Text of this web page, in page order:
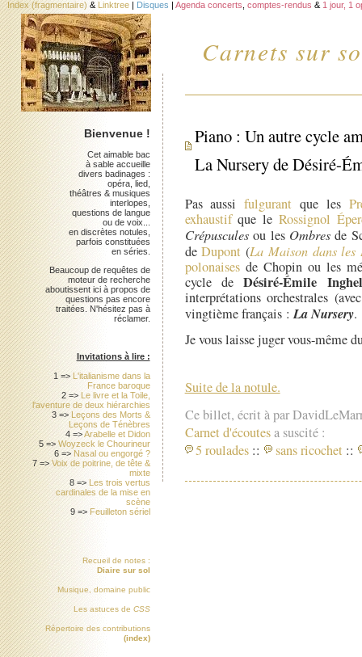
Carnets sur
Index (fragmentaire) & Linktree | Disques | Agenda concerts comptes-rendus & 1 jour, 1
Piano : Un autre cycle
La Nursery de Désiré-
Pas aussifulgurant que les
exhaustifque leRossignol
Crépusculesou les Ombresde
deDupont (La Maison dans les
polonaisesde Chopin ou les
cycle deDésiré-Émile
interprétations orchestrales
vingtième français :La Nursery.
Je vous laisse juger vous-même
Suite de la notule.
Ce billet, écrit à par
Carnet d'écoutesa suscité :
5 roulades :: sans ricochet ::
Bienvenue !
Cet aimable bac
à sable accueille
divers badinages :
opéra, lied,
théâtres & musiques
interlopes,
questions de langue
ou de voix...
en discrètes notules,
parfois constituées
en séries.
Beaucoup de requêtes de
moteur de recherche
aboutissent ici à propos de
questions pas encore
traitées. N'hésitez pas à
réclamer.
Invitations à lire :
1 => L'italianisme dans la
France baroque
2 => Le livre et la Toile,
l'aventure de deux hiérarchies
3 => Leçons des Morts &
Leçons de Ténèbres
4 =>Arabelle et Didon
5 =>Woyzeck le Chourineur
6 => Nasal ou engorgé ?
7 =>Voix de poitrine, de tête &
mixte
8 => Les trois vertus
cardinales de la mise en
scène
9 => Feuilleton sériel
Recueil de notes :
Diaire sur sol
Musique, domaine public
Les astuces de CSS
Répertoire des contributions
(index)